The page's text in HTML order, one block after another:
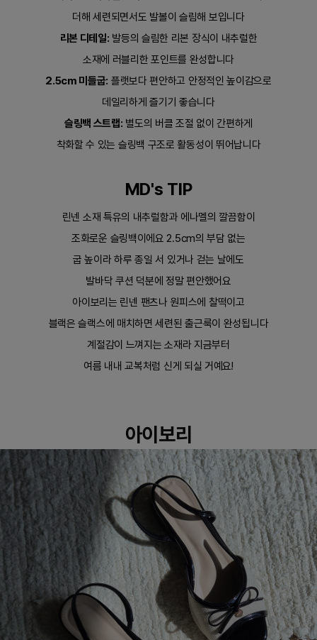
더해 세련되면서도 발볼이 슬림해 보입니다
리본 디테일: 발등의 슬림한 리본 장식이 내추럴한
소재에 러블리한 포인트를 완성합니다
2.5cm 미들굽: 플랫보다 편안하고 안정적인 높이감으로
데일리하게 즐기기 좋습니다
슬링백 스트랩: 별도의 버클 조절 없이 간편하게
착화할 수 있는 슬링백 구조로 활동성이 뛰어납니다
MD's TIP
린넨 소재 특유의 내추럴함과 에나멜의 깔끔함이
조화로운 슬링백이에요 2.5cm의 부담 없는
굽 높이라 하루 종일 서 있거나 걷는 날에도
발바닥 쿠션 덕분에 정말 편안했어요
아이보리는 린넨 팬츠나 원피스에 찰떡이고
블랙은 슬랙스에 매치하면 세련된 출근룩이 완성됩니다
계절감이 느껴지는 소재라 지금부터
여름 내내 교복처럼 신게 되실 거예요!
아이보리